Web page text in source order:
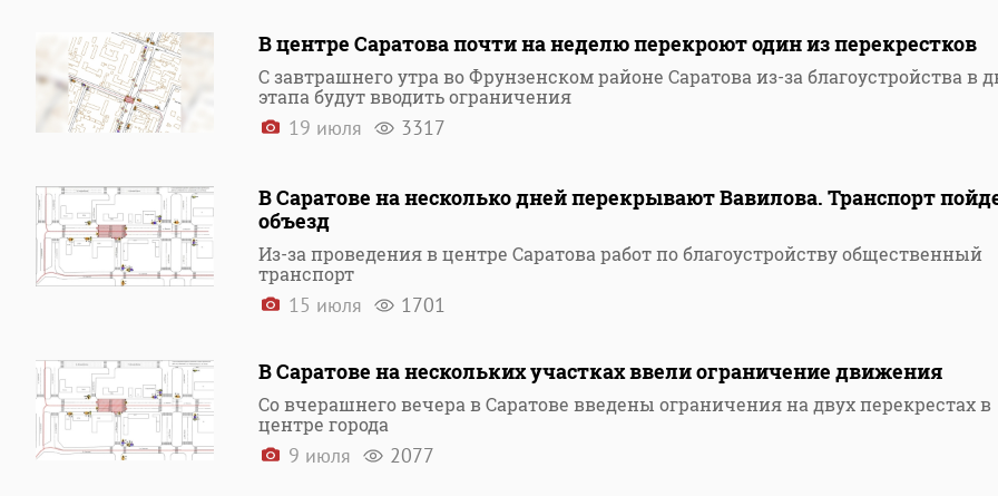
В центре Саратова почти на неделю перекроют один из перекрестков
С завтрашнего утра во Фрунзенском районе Саратова из-за благоустройства в
этапа будут вводить ограничения
19 июля 3317
В Саратове на несколько дней перекрывают Вавилова. Транспорт
объезд
Из-за проведения в центре Саратова работ по благоустройству общественный
транспорт
15 июля 1701
В Саратове на нескольких участках ввели ограничение движения
Со вчерашнего вечера в Саратове введены ограничения на двух перекрестах в
центре города
9 июля 2077